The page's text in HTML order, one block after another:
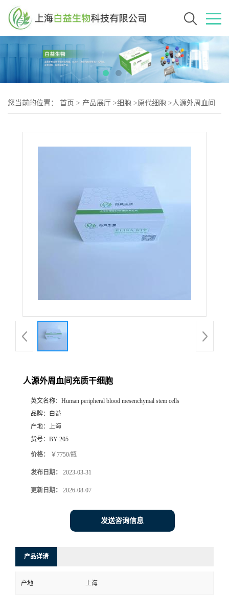
您当前的位置： 首页 > 产品展厅 >细胞 >原代细胞 >人源外周血间
人源外周血间充质干细胞
英文名称： Human peripheral blood mesenchymal stem cells
品牌：
白益
产地： 上海
货号： BY-205
价格： ￥7750/瓶
发布日期： 2023-03-31
更新日期： 2026-08-07
发送咨询信息
产品详请
产地 上海